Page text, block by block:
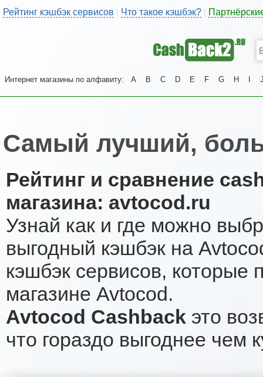
Рейтинг кэшбэк сервисов | Что такое кэшбэк?
Интернет магазины по алфавиту: A B C D E F G H
Самый лучший,
Рейтинг и сравнение
магазина: avtocod.ru
Узнай как и где можно
выгодный кэшбэк на
кэшбэк сервисов, которые
магазине Avtocod.
Avtocod Cashback это
что гораздо выгоднее чем